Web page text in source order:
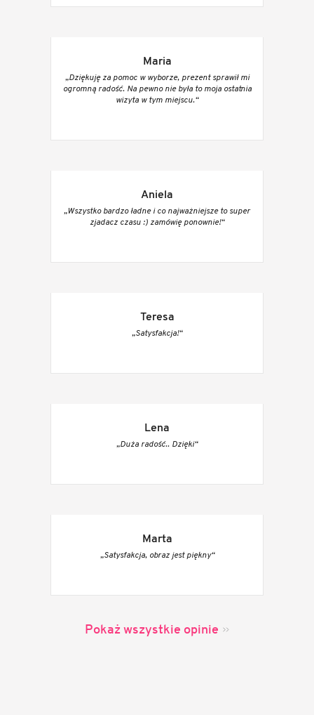
Maria
„Dziękuję za pomoc w wyborze, prezent sprawił mi
ogromną radość. Na pewno nie była to moja ostatnia
wizyta w tym miejscu.“
Aniela
„Wszystko bardzo ładne i co najważniejsze to super
zjadacz czasu :) zamówię ponownie!“
Teresa
„Satysfakcja!“
Lena
„Duża radość.. Dzięki“
Marta
„Satysfakcja, obraz jest piękny“
Pokaż wszystkie opinie